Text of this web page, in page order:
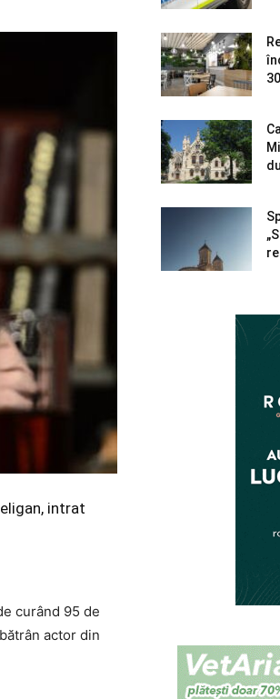
intrat
curând 95 de
actor din